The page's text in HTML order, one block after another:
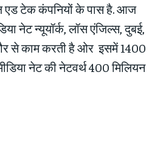
एड टेक कंपनियों के पास है. आज
नेट न्यूयॉर्क, लॉस एंजिल्स, दुबई,
से काम करती है ओर इसमें 1400
नेट की नेटवर्थ 400 मिलियन